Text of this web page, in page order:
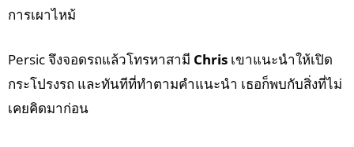
การเผาไหม้
Persic จึงจอดรถแล้วโทรหาสามี Chris เขาแนะนำให้เปิด
กระโปรงรถ และทันทีที่ทำตามคำแนะนำ เธอก็พบกับสิ่งที่ไม่
เคยคิดมาก่อน